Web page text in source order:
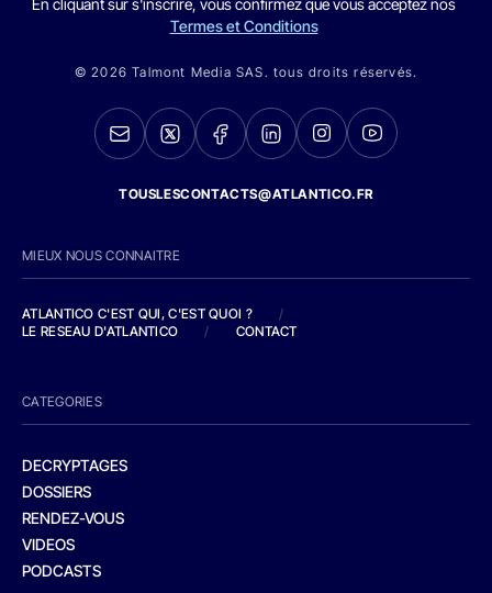
En cliquant sur s'inscrire, vous confirmez que vous acceptez nos
Termes et Conditions
© 2026 Talmont Media SAS. tous droits réservés.
TOUSLESCONTACTS@ATLANTICO.FR
MIEUX NOUS CONNAITRE
ATLANTICO C'EST QUI, C'EST QUOI ?
/
LE RESEAU D'ATLANTICO
/ CONTACT
CATEGORIES
DECRYPTAGES
DOSSIERS
RENDEZ-VOUS
VIDEOS
PODCASTS